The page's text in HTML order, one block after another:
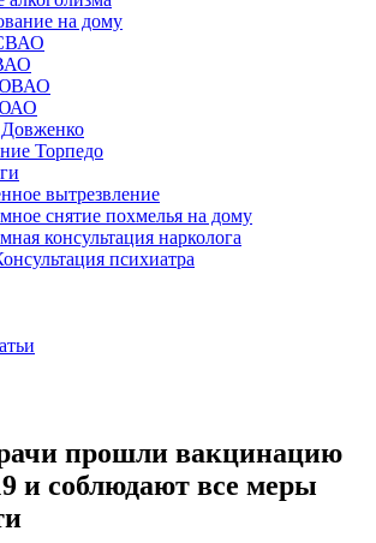
на дому
Торпедо
вытрезвление
снятие похмелья на дому
консультация нарколога
психиатра
прошли вакцинацию
и соблюдают все меры